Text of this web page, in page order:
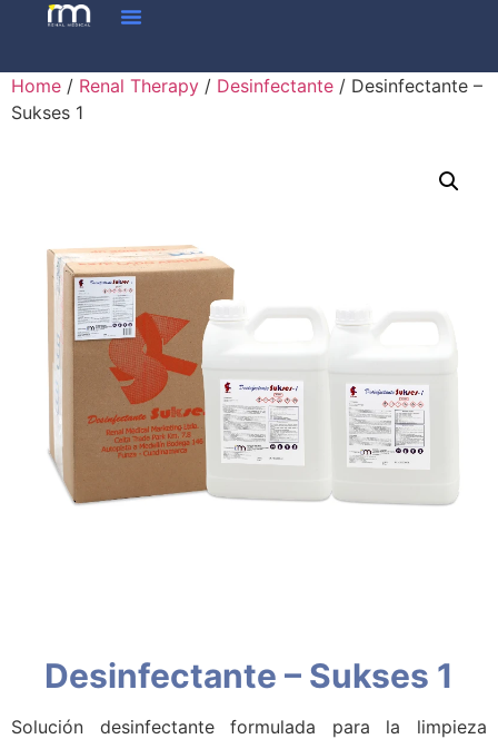
Home / Renal Therapy / Desinfectante / Desinfectante –
Sukses 1
Desinfectante – Sukses 1
Solución desinfectante formulada para la limpieza